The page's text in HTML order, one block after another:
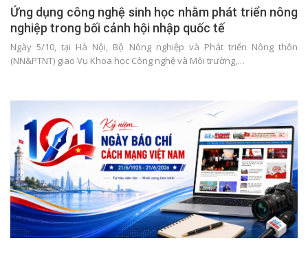
Ứng dụng công nghệ sinh học nhằm phát triển nông
nghiệp trong bối cảnh hội nhập quốc tế
Ngày 5/10, tại Hà Nội, Bộ Nông nghiệp và Phát triển Nông thôn
(NN&PTNT) giao Vụ Khoa học Công nghệ và Môi trường,…